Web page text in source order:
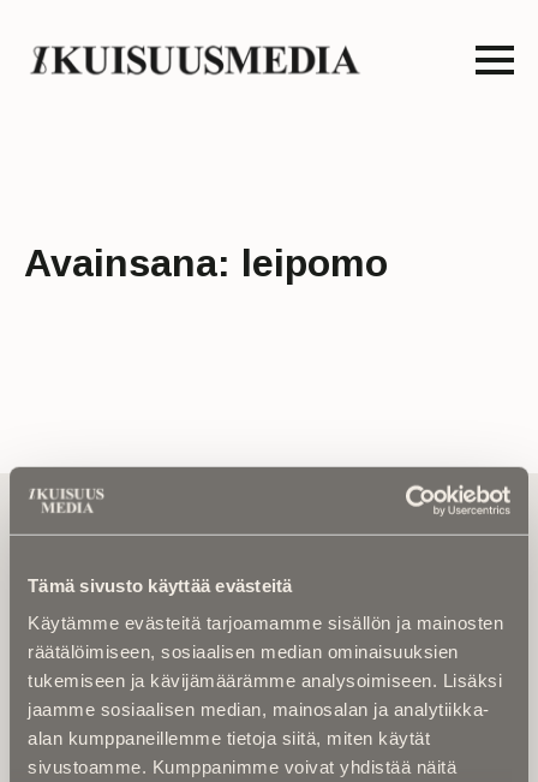
Tämä sivusto käyttää evästeitä
Käytämme evästeitä tarjoamamme sisällön ja mainosten
räätälöimiseen, sosiaalisen median ominaisuuksien
tukemiseen ja kävijämäärämme analysoimiseen. Lisäksi
jaamme sosiaalisen median, mainosalan ja analytiikka-
alan kumppaneillemme tietoja siitä, miten käytät
sivustoamme. Kumppanimme voivat yhdistää näitä
Avainsana: leipomo
Tilaa uutiskirje - Pääset heti parhaiden
artikkelien pariin!
Kirjoita alle sähköpostiosoitteesi niin saat kaksi kertaa
etteivät kiinnostavat artikkelit jää huomaamatta.
Uutiskirje on maksuton eikä se velvoita mihinkään.
Kirjoita tähän sähköpostiosoite, johon haluat uutiskirjeen
tulevan: